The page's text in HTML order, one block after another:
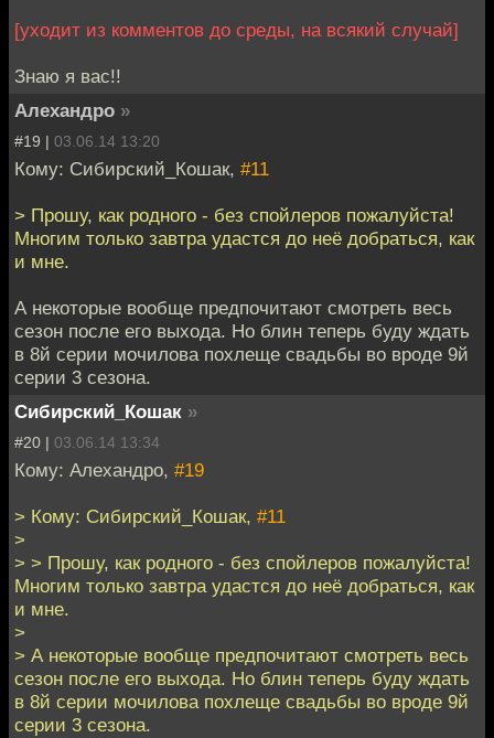
[уходит из комментов до среды, на всякий случай]
Знаю я вас!!
Алехандро »
#19 | 03.06.14 13:20
Кому: Сибирский_Кошак, #11
> Прошу, как родного - без спойлеров пожалуйста!
Многим только завтра удастся до неё добраться, как
и мне.
А некоторые вообще предпочитают смотреть весь
сезон после его выхода. Но блин теперь буду ждать
в 8й серии мочилова похлеще свадьбы во вроде 9й
серии 3 сезона.
Сибирский_Кошак »
#20 | 03.06.14 13:34
Кому: Алехандро, #19
> Кому: Сибирский_Кошак, #11
>
> > Прошу, как родного - без спойлеров пожалуйста!
Многим только завтра удастся до неё добраться, как
и мне.
>
> А некоторые вообще предпочитают смотреть весь
сезон после его выхода. Но блин теперь буду ждать
в 8й серии мочилова похлеще свадьбы во вроде 9й
серии 3 сезона.